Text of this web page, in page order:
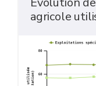
agricole